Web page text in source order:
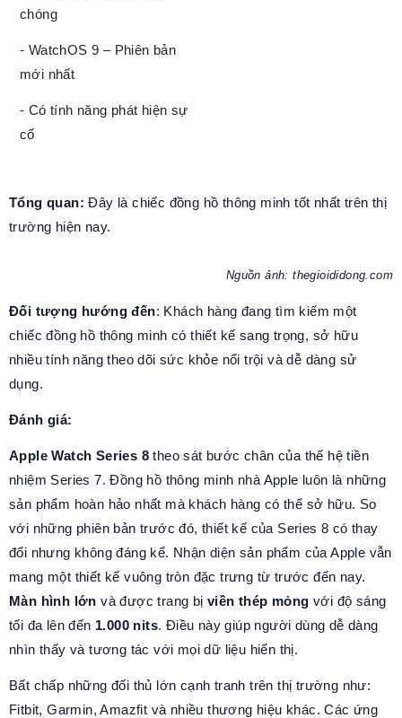
chóng
- WatchOS 9 – Phiên bản
mới nhất
- Có tính năng phát hiện sự
cố
Tổng quan: Đây là chiếc đồng hồ thông minh tốt nhất trên thị
trường hiện nay.
Nguồn ảnh: thegioididong.com
Đối tượng hướng đến: Khách hàng đang tìm kiếm một
chiếc đồng hồ thông minh có thiết kế sang trọng, sở hữu
nhiều tính năng theo dõi sức khỏe nổi trội và dễ dàng sử
dụng.
Đánh giá:
Apple Watch Series 8 theo sát bước chân của thế hệ tiền
nhiệm Series 7. Đồng hồ thông minh nhà Apple luôn là những
sản phẩm hoàn hảo nhất mà khách hàng có thể sở hữu. So
với những phiên bản trước đó, thiết kế của Series 8 có thay
đổi nhưng không đáng kể. Nhận diện sản phẩm của Apple vẫn
mang một thiết kế vuông tròn đặc trưng từ trước đến nay.
Màn hình lớn và được trang bịviền thép mỏng với độ sáng
tối đa lên đến 1.000 nits. Điều này giúp người dùng dễ dàng
nhìn thấy và tương tác với mọi dữ liệu hiển thị.
Bất chấp những đối thủ lớn cạnh tranh trên thị trường như:
Fitbit, Garmin, Amazfit và nhiều thương hiệu khác. Các ứng